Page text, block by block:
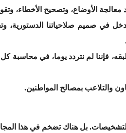
معالجة الأوضاع، وتصحيح الأخطاء،
في صميم صلاحياتنا الدستورية،
فإننا لم نتردد يوما، في
والتلاعب بمصالح المواطنين.
التشخيصات. بل هناك تضخم في هذا